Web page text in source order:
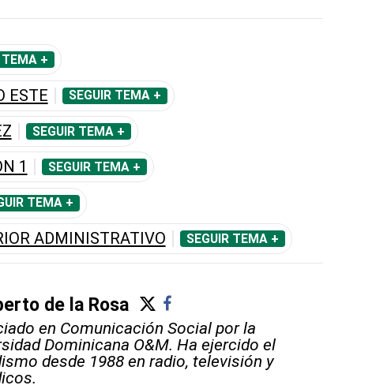
TEMA +
ESTE SEGUIR TEMA +
SEGUIR TEMA +
1 SEGUIR TEMA +
TEMA +
ADMINISTRATIVO SEGUIR TEMA +
de la Rosa
en Comunicación Social por la
Dominicana O&M. Ha ejercido el
desde 1988 en radio, televisión y